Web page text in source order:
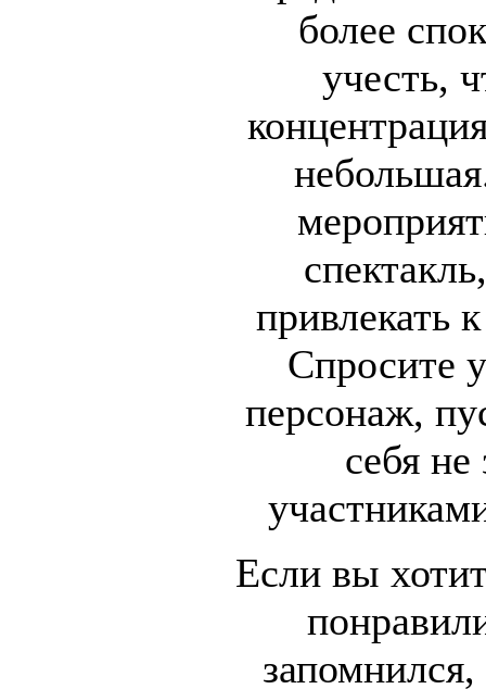
более
учесть,
привлекать
Спросите
персонаж,
себя
Если вы